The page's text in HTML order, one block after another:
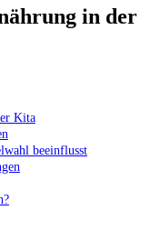
in der
Kita
beeinflusst